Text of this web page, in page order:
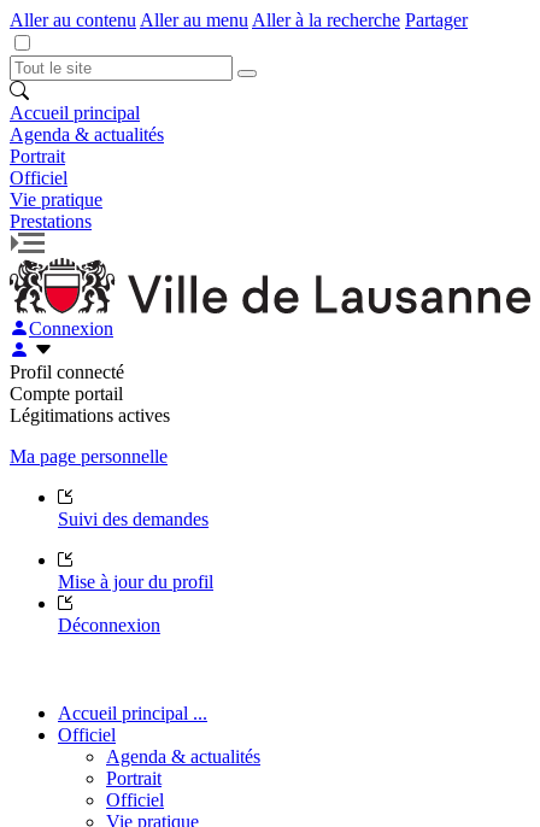
Aller au contenu Aller au menu Aller à la recherche Partager
Accueil principal
Agenda & actualités
Portrait
Officiel
Vie pratique
Prestations
Connexion
Profil connecté
Compte portail
Légitimations actives
Ma page personnelle
Suivi des demandes
Mise à jour du profil
Déconnexion
Accueil principal ...
Officiel
Agenda & actualités
Portrait
Officiel
Vie pratique